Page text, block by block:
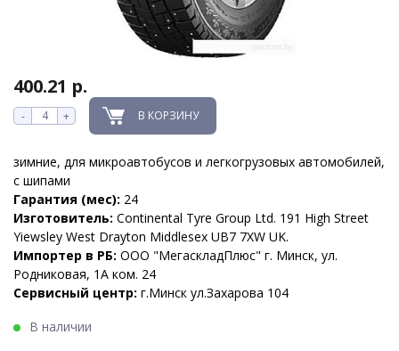
400.21 р.
- + В КОРЗИНУ
зимние, для микроавтобусов и легкогрузовых автомобилей,
с шипами
Гарантия (мес): 24
Изготовитель: Continental Tyre Group Ltd. 191 High Street
Yiewsley West Drayton Middlesex UB7 7XW UK.
Импортер в РБ: ООО "МегаскладПлюс" г. Минск, ул.
Родниковая, 1А ком. 24
Сервисный центр: г.Минск ул.Захарова 104
В наличии